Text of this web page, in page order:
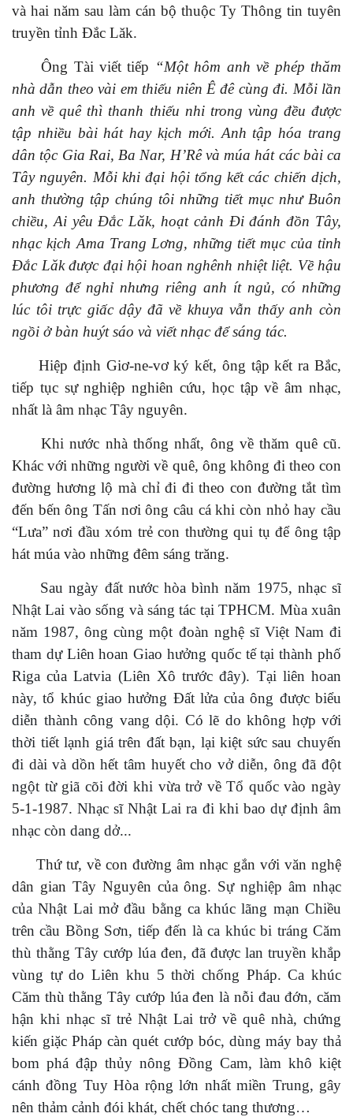
và hai năm sau làm cán bộ thuộc Ty Thông tin tuyên
truyền tỉnh Đắc Lăk.
Ông Tài viết tiếp “Một hôm anh về phép thăm
nhà dẫn theo vài em thiếu niên Ê đê cùng đi. Mỗi lần
anh về quê thì thanh thiếu nhi trong vùng đều được
tập nhiều bài hát hay kịch mới. Anh tập hóa trang
dân tộc Gia Rai, Ba Nar, H’Rê và múa hát các bài ca
Tây nguyên. Mỗi khi đại hội tổng kết các chiến dịch,
anh thường tập chúng tôi những tiết mục như Buôn
chiều, Ai yêu Đắc Lăk, hoạt cảnh Đi đánh đồn Tây,
nhạc kịch Ama Trang Lơng, những tiết mục của tỉnh
Đắc Lăk được đại hội hoan nghênh nhiệt liệt. Về hậu
phương để nghỉ nhưng riêng anh ít ngủ, có những
lúc tôi trực giấc dậy đã về khuya vẫn thấy anh còn
ngồi ở bàn huýt sáo và viết nhạc để sáng tác.
Hiệp định Giơ-ne-vơ ký kết, ông tập kết ra Bắc,
tiếp tục sự nghiệp nghiên cứu, học tập về âm nhạc,
nhất là âm nhạc Tây nguyên.
Khi nước nhà thống nhất, ông về thăm quê cũ.
Khác với những người về quê, ông không đi theo con
đường hương lộ mà chỉ đi đi theo con đường tắt tìm
đến bến ông Tấn nơi ông câu cá khi còn nhỏ hay cầu
“Lưa” nơi đầu xóm trẻ con thường qui tụ để ông tập
hát múa vào những đêm sáng trăng.
Sau ngày đất nước hòa bình năm 1975, nhạc sĩ
Nhật Lai vào sống và sáng tác tại TPHCM. Mùa xuân
năm 1987, ông cùng một đoàn nghệ sĩ Việt Nam đi
tham dự Liên hoan Giao hưởng quốc tế tại thành phố
Riga của Latvia (Liên Xô trước đây). Tại liên hoan
này, tổ khúc giao hưởng Đất lửa của ông được biểu
diễn thành công vang dội. Có lẽ do không hợp với
thời tiết lạnh giá trên đất bạn, lạikiệt sức sau chuyến
đi dài và dồn hết tâm huyếtcho vở diễn, ông đã đột
ngột từ giã cõi đời khi vừatrở về Tổ quốcvào ngày
5-1-1987. Nhạc sĩ Nhật Lai ra đi khi bao dự định âm
nhạc còn dang dở...
Thứ tư, về con đường âm nhạc gắn với văn nghệ
dân gian Tây Nguyên của ông. Sự nghiệp âm nhạc
của Nhật Lai mở đầu bằng ca khúc lãng mạn Chiều
trên cầu Bồng Sơn, tiếp đến là ca khúc bi tráng Căm
thù thằng Tây cướp lúa đen, đã được lan truyền khắp
vùng tự do Liên khu 5 thời chống Pháp. Ca khúc
Căm thù thằng Tây cướp lúa đen là nỗi đau đớn, căm
hận khi nhạc sĩ trẻ Nhật Lai trở về quê nhà, chứng
kiến giặc Pháp càn quét cướp bóc, dùng máy bay thả
bom phá đập thủy nông Đồng Cam, làm khô kiệt
cánh đồng Tuy Hòa rộng lớn nhất miền Trung, gây
nên thảm cảnh đói khát, chết chóc tang thương…